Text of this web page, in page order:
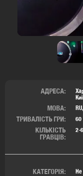
АДРЕСА:
МОВА:
ТРИВАЛІСТЬ ГРИ: 60
КІЛЬКІСТЬ
ГРАВЦІВ:
2-
КАТЕГОРІЯ: Не